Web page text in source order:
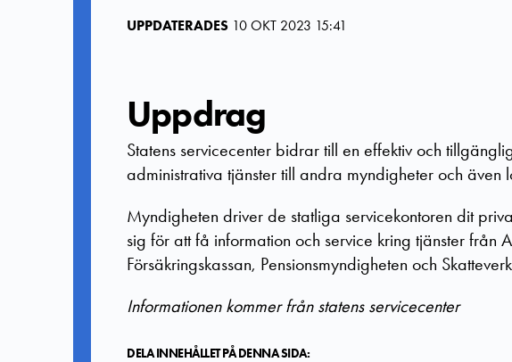
UPPDATERADES 10 OKT 2023 15:41
Uppdrag
Statens servicecenter bidrar till en effektiv och
administrativa tjänster till andra myndigheter och även
Myndigheten driver de statliga servicekontoren dit
sig för att få information och service kring tjänster från
Försäkringskassan, Pensionsmyndigheten och
Informationen kommer från statens servicecenter
DELA INNEHÅLLET PÅ DENNA SIDA: